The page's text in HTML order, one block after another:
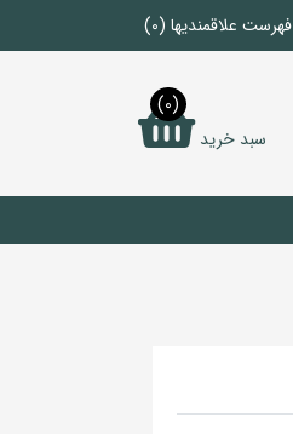
فهرست علاقمندیها (0)
سبد خرید
(0)